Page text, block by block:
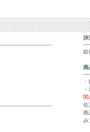
決
銀
商
関
佐
商
み